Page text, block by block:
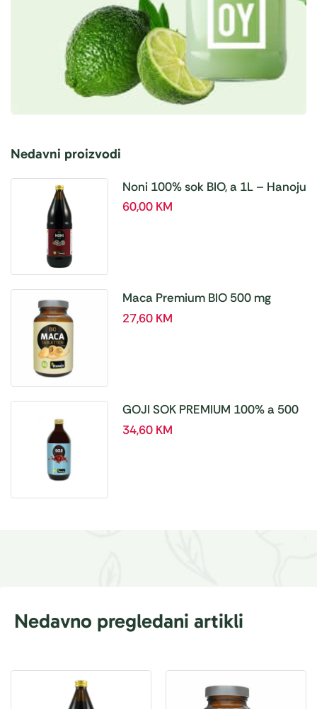
Nedavni proizvodi
Noni 100% sok BIO, a 1L – Hanoju
60,00 KM
Maca Premium BIO 500 mg
tablete, a180 tbl – Hanoju
27,60 KM
GOJI SOK PREMIUM 100% a 500
ml
34,60 KM
Nedavno pregledani artikli